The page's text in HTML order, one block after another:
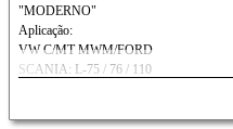
"MODERNO"
Aplicação:
VW C/MT MWM/FORD
SCANIA: L-75 / 76 / 110